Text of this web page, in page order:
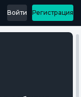
...
Войти Регистрация